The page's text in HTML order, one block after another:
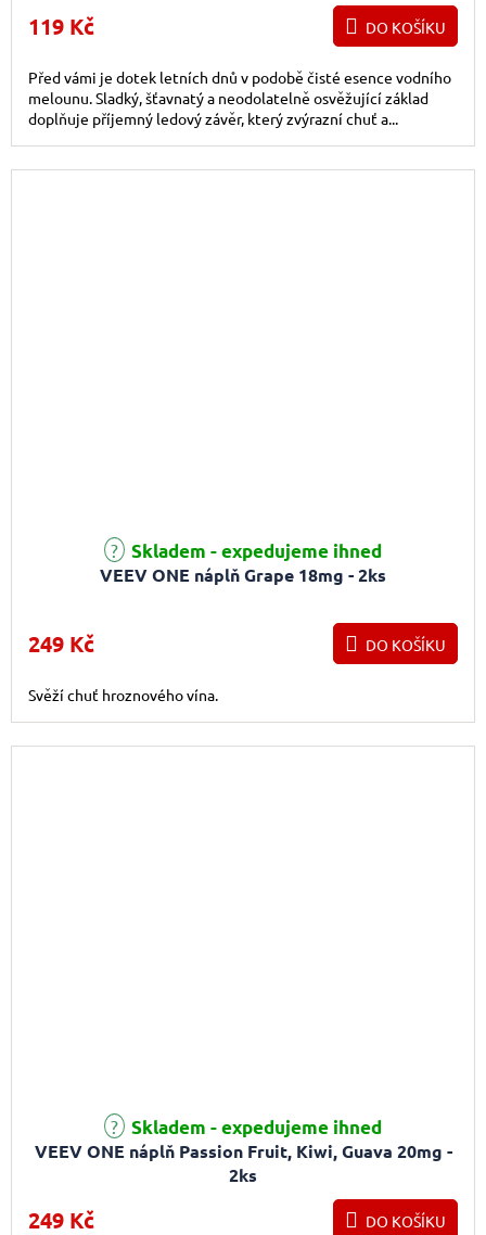
119 Kč DO KOŠÍKU
Před vámi je dotek letních dnů v podobě čisté esence vodního
melounu. Sladký, šťavnatý a neodolatelně osvěžující základ
doplňuje příjemný ledový závěr, který zvýrazní chuť a...
VEEV ONE náplň Grape 18mg - 2ks
Skladem - expedujeme ihned
249 Kč DO KOŠÍKU
Svěží chuť hroznového vína.
VEEV ONE náplň Passion Fruit, Kiwi, Guava 20mg -
2ks
Skladem - expedujeme ihned
249 Kč DO KOŠÍKU